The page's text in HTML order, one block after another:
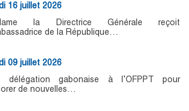
16 juillet 2026
la Directrice Générale reçoit
de la République…
09 juillet 2026
délégation gabonaise à l’OFPPT pour
de nouvelles…